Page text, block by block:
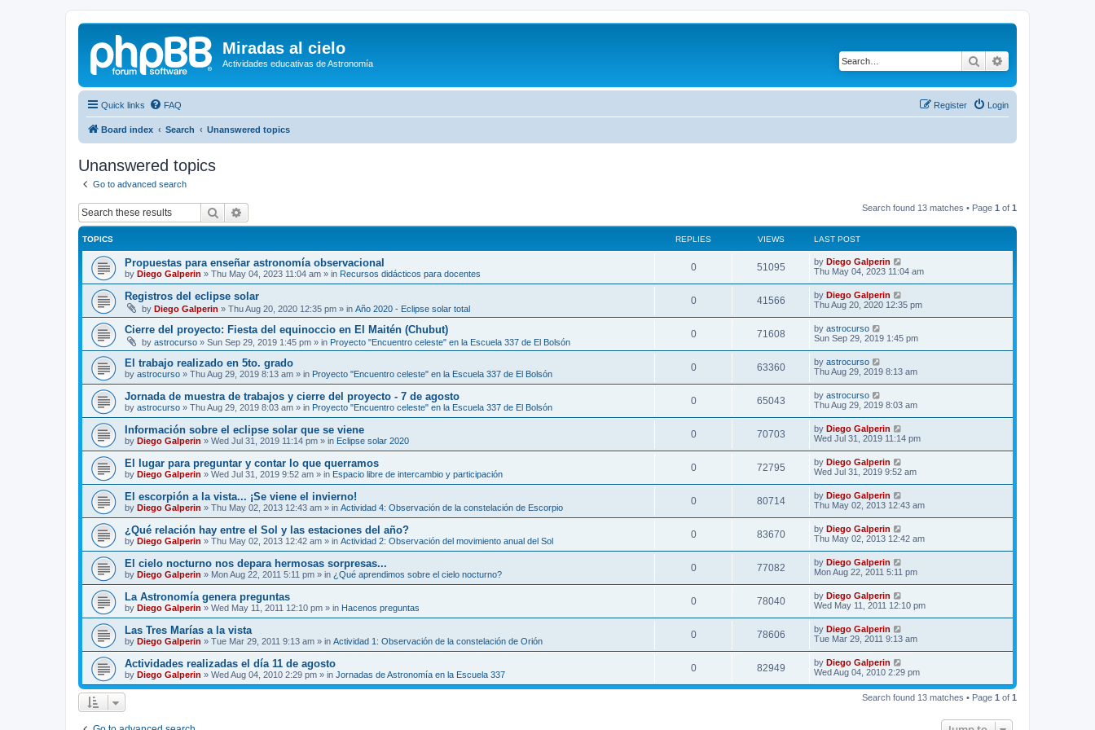
Miradas al cielo
Actividades educativas de Astronomía Search
Quick links FAQ Login
Register
Board index Search Unanswered topics
Unanswered topics
Go to advanced search
Search Search found 13 matches • Page 1 of 1
TOPICS REPLIES VIEWS LAST POST
Propuestas para enseñar astronomía observacional
by Diego Galperin » Thu May 04, 2023 11:04 am » in Recursos didácticos para docentes
0 51095 by Diego Galperin
Thu May 04, 2023 11:04 am
Registros del eclipse solar
by Diego Galperin » Thu Aug 20, 2020 12:35 pm » in Año 2020 - Eclipse solar total
0 41566 by Diego Galperin
Thu Aug 20, 2020 12:35 pm
Cierre del proyecto: Fiesta del equinoccio en El Maitén (Chubut)
by astrocurso » Sun Sep 29, 2019 1:45 pm » in Proyecto "Encuentro celeste" en la Escuela 337 de El Bolsón
0 71608 by astrocurso
Sun Sep 29, 2019 1:45 pm
El trabajo realizado en 5to. grado
by astrocurso » Thu Aug 29, 2019 8:13 am » in Proyecto "Encuentro celeste" en la Escuela 337 de El Bolsón
0 63360 by astrocurso
Thu Aug 29, 2019 8:13 am
Jornada de muestra de trabajos y cierre del proyecto - 7 de agosto
by astrocurso » Thu Aug 29, 2019 8:03 am » in Proyecto "Encuentro celeste" en la Escuela 337 de El Bolsón
0 65043 by astrocurso
Thu Aug 29, 2019 8:03 am
Información sobre el eclipse solar que se viene
by Diego Galperin » Wed Jul 31, 2019 11:14 pm » in Eclipse solar 2020
0 70703 by Diego Galperin
Wed Jul 31, 2019 11:14 pm
El lugar para preguntar y contar lo que querramos
by Diego Galperin » Wed Jul 31, 2019 9:52 am » in Espacio libre de intercambio y participación
0 72795 by Diego Galperin
Wed Jul 31, 2019 9:52 am
El escorpión a la vista... ¡Se viene el invierno!
by Diego Galperin » Thu May 02, 2013 12:43 am » in Actividad 4: Observación de la constelación de Escorpio
0 80714 by Diego Galperin
Thu May 02, 2013 12:43 am
¿Qué relación hay entre el Sol y las estaciones del año?
by Diego Galperin » Thu May 02, 2013 12:42 am » in Actividad 2: Observación del movimiento anual del Sol
0 83670 by Diego Galperin
Thu May 02, 2013 12:42 am
El cielo nocturno nos depara hermosas sorpresas...
by Diego Galperin » Mon Aug 22, 2011 5:11 pm » in ¿Qué aprendimos sobre el cielo nocturno?
0 77082 by Diego Galperin
Mon Aug 22, 2011 5:11 pm
La Astronomía genera preguntas
by Diego Galperin » Wed May 11, 2011 12:10 pm » in Hacenos preguntas
0 78040 by Diego Galperin
Wed May 11, 2011 12:10 pm
Las Tres Marías a la vista
by Diego Galperin » Tue Mar 29, 2011 9:13 am » in Actividad 1: Observación de la constelación de Orión
0 78606 by Diego Galperin
Tue Mar 29, 2011 9:13 am
Actividades realizadas el día 11 de agosto
by Diego Galperin » Wed Aug 04, 2010 2:29 pm » in Jornadas de Astronomía en la Escuela 337
0 82949 by Diego Galperin
Wed Aug 04, 2010 2:29 pm
Search found 13 matches • Page 1 of 1